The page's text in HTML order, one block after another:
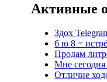
Активные
Здох
6 ю 8 =
Продам
Мне сегодня
Отличие